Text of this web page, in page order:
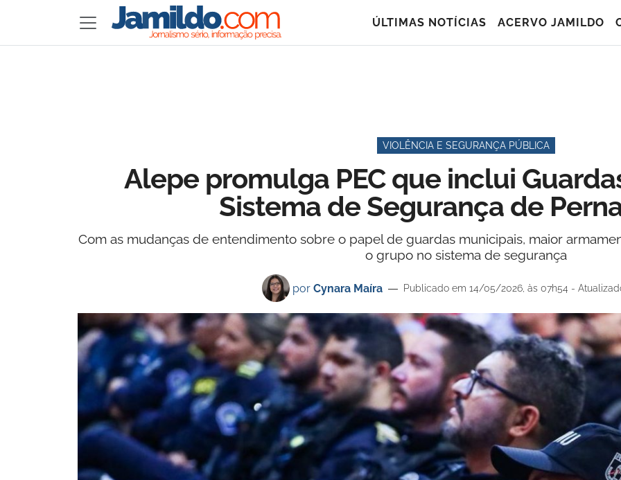
ÚLTIMAS NOTÍCIAS ACERVO JAMILDO
VIOLÊNCIA E SEGURANÇA PÚBLICA
Alepe promulga PEC que inclui
Sistema de Segurança de
Com as mudanças de entendimento sobre o papel de guardas municipais, maior
o grupo no sistema de segurança
por Cynara Maíra Publicado em 14/05/2026, às 07h54 -